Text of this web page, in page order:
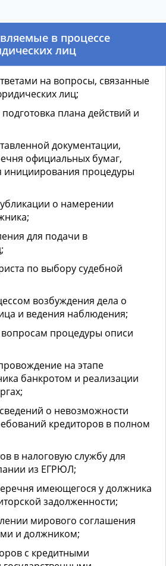
в процессе
лиц
на вопросы, связанные
лиц;
плана действий и
документации,
официальных бумаг,
инициирования процедуры
о намерении
для подачи в
по выбору судебной
возбуждения дела о
и ведения наблюдения;
процедуры описи
на этапе
банкротом и реализации
о невозможности
кредиторов в полном
в налоговую службу для
из ЕГРЮЛ;
имеющегося у должника
задолженности;
мирового соглашения
и должником;
с кредитными